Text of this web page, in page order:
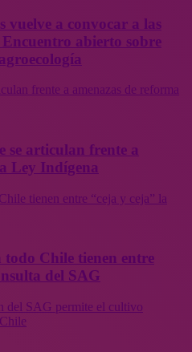
vuelve a convocar a las
abierto sobre
frente a amenazas de reforma
se articulan frente a
Ley Indígena
tienen entre “ceja y ceja” la
todo Chile tienen entre
del SAG
del SAG permite el cultivo